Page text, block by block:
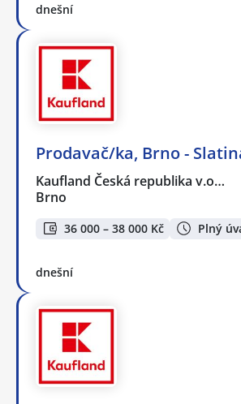
dnešní
Prodavač/ka, Brno -
Kaufland Česká republika v.o…
Brno
36 000 – 38 000 Kč Plný
dnešní